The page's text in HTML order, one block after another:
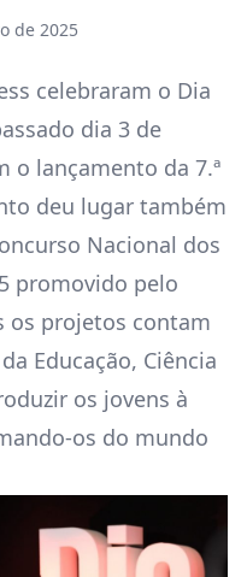
de 2025
celebraram o Dia
dia 3 de
o lançamento da 7.ª
deu lugar também
Nacional dos
promovido pelo
os projetos contam
Educação, Ciência
os jovens à
os do mundo